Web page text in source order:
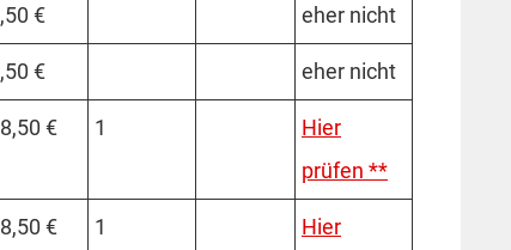
€ eher nicht
€ eher nicht
€ 1
Hier
prüfen **
€ 1
Hier